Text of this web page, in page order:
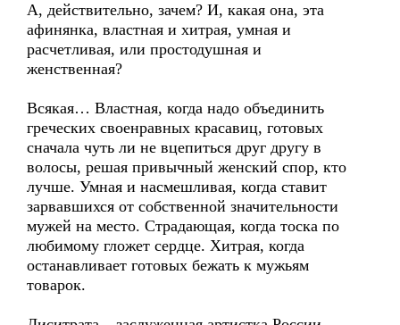
А, действительно, зачем? И, какая она, эта
афинянка, властная и хитрая, умная и
расчетливая, или простодушная и
женственная?
Всякая… Властная, когда надо объединить
греческих своенравных красавиц, готовых
сначала чуть ли не вцепиться друг другу в
волосы, решая привычный женский спор, кто
лучше. Умная и насмешливая, когда ставит
зарвавшихся от собственной значительности
мужей на место. Страдающая, когда тоска по
любимому гложет сердце. Хитрая, когда
останавливает готовых бежать к мужьям
товарок.